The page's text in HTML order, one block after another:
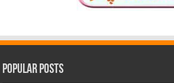
Popular Posts